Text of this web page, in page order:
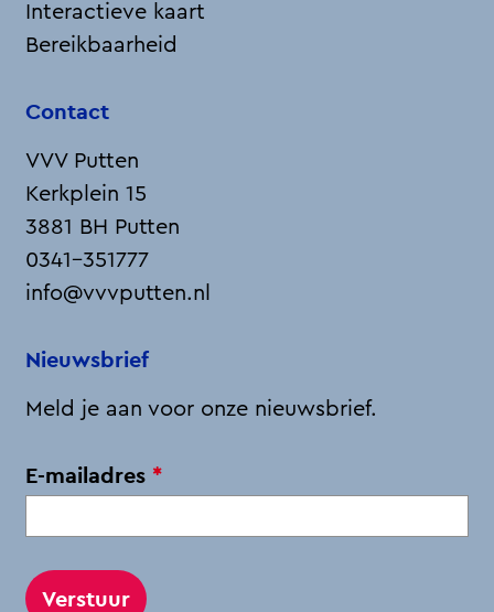
Interactieve kaart
Bereikbaarheid
Contact
VVV Putten
Kerkplein 15
3881 BH Putten
0341-351777
info@vvvputten.nl
Nieuwsbrief
Meld je aan voor onze nieuwsbrief.
E-mailadres *v
r